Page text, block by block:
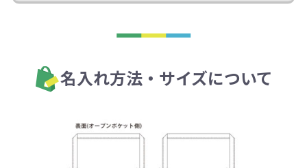
名入れ方法・サイズについて